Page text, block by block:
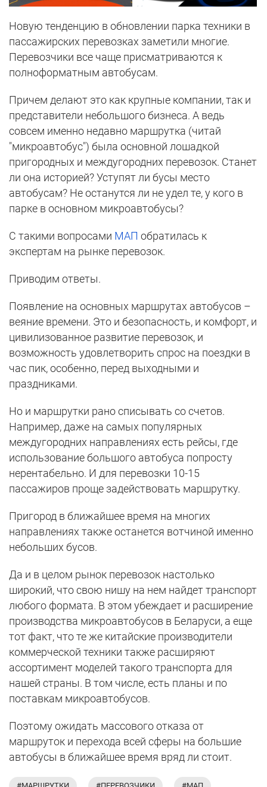
Новую тенденцию в обновлении парка техники в
пассажирских перевозках заметили многие.
Перевозчики все чаще присматриваются к
полноформатным автобусам.
Причем делают это как крупные компании, так и
представители небольшого бизнеса. А ведь
совсем именно недавно маршрутка (читай
"микроавтобус") была основной лошадкой
пригородных и междугородних перевозок. Станет
ли она историей? Уступят ли бусы место
автобусам? Не останутся ли не удел те, у кого в
парке в основном микроавтобусы?
С такими вопросами МАП обратилась к
экспертам на рынке перевозок.
Приводим ответы.
Появление на основных маршрутах автобусов –
веяние времени. Это и безопасность, и комфорт, и
цивилизованное развитие перевозок, и
возможность удовлетворить спрос на поездки в
час пик, особенно, перед выходными и
праздниками.
Но и маршрутки рано списывать со счетов.
Например, даже на самых популярных
междугородних направлениях есть рейсы, где
использование большого автобуса попросту
нерентабельно. И для перевозки 10-15
пассажиров проще задействовать маршрутку.
Пригород в ближайшее время на многих
направлениях также останется вотчиной именно
небольших бусов.
Да и в целом рынок перевозок настолько
широкий, что свою нишу на нем найдет транспорт
любого формата. В этом убеждает и расширение
производства микроавтобусов в Беларуси, а еще
тот факт, что те же китайские производители
коммерческой техники также расширяют
ассортимент моделей такого транспорта для
нашей страны. В том числе, есть планы и по
поставкам микроавтобусов.
Поэтому ожидать массового отказа от
маршруток и перехода всей сферы на большие
автобусы в ближайшее время вряд ли стоит.